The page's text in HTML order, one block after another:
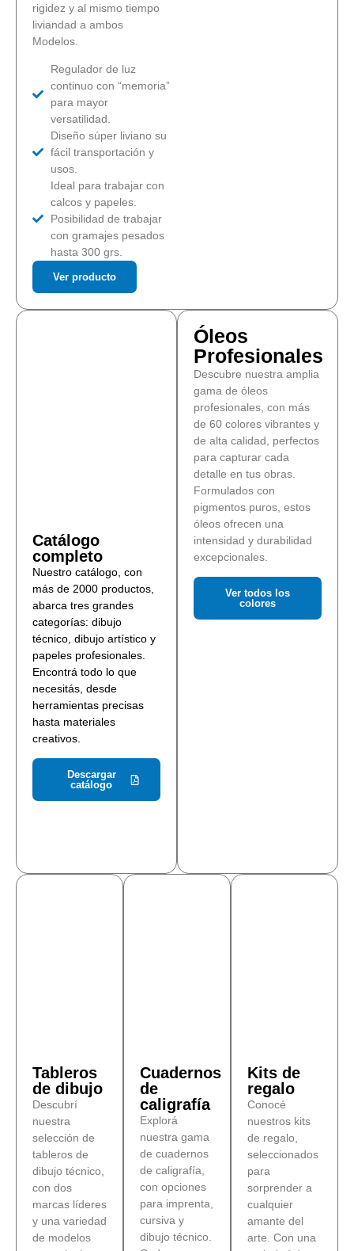
rigidez y al mismo tiempo
liviandad a ambos
Modelos.
Regulador de luz
continuo con “memoria”
para mayor
versatilidad.
Diseño súper liviano su
fácil transportación y
usos.
Ideal para trabajar con
calcos y papeles.
Posibilidad de trabajar
con gramajes pesados
hasta 300 grs.
Ver producto
Catálogo
completo
Nuestro catálogo, con
más de 2000 productos,
abarca tres grandes
categorías: dibujo
técnico, dibujo artístico y
papeles profesionales.
Encontrá todo lo que
necesitás, desde
herramientas precisas
hasta materiales
creativos.
Descargar
catálogo
Óleos
Profesionales
Descubre nuestra amplia
gama de óleos
profesionales, con más
de 60 colores vibrantes y
de alta calidad, perfectos
para capturar cada
detalle en tus obras.
Formulados con
pigmentos puros, estos
óleos ofrecen una
intensidad y durabilidad
excepcionales.
Ver todos los
colores
Tableros
de dibujo
Descubrí
nuestra
selección de
tableros de
dibujo técnico,
con dos
marcas líderes
y una variedad
de modelos
Cuadernos
de
caligrafía
Explorá
nuestra gama
de cuadernos
de caligrafía,
con opciones
para imprenta,
cursiva y
dibujo técnico.
Kits de
regalo
Conocé
nuestros kits
de regalo,
seleccionados
para
sorprender a
cualquier
amante del
arte. Con una